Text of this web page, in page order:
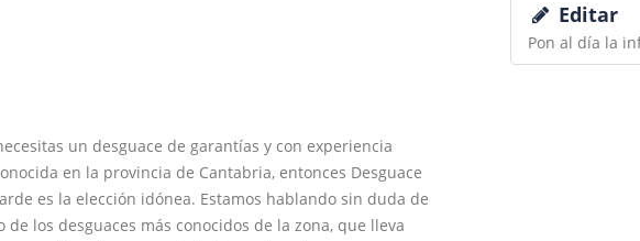
un desguace de garantías y con experiencia
en la provincia de Cantabria, entonces Desguace
es la elección idónea. Estamos hablando sin duda de
de los desguaces más conocidos de la zona, que lleva
Editar
Pon al día la